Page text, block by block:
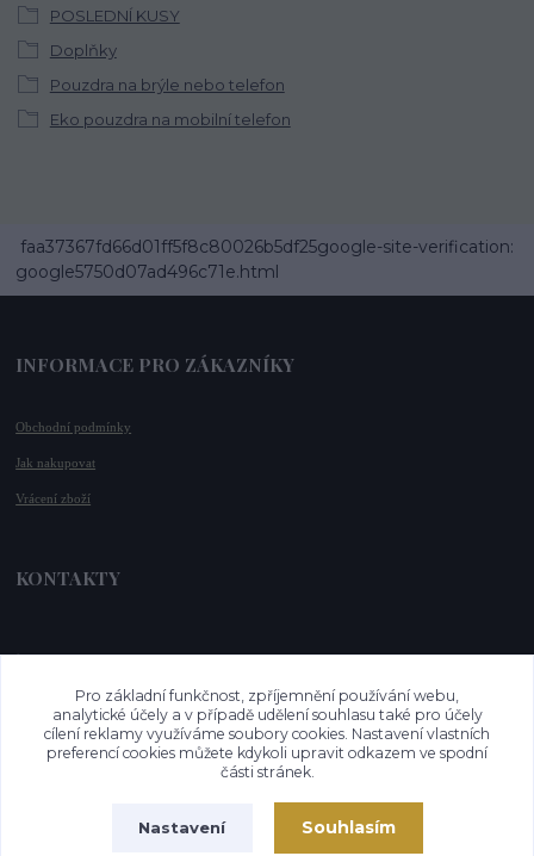
POSLEDNÍ KUSY
Doplňky
Pouzdra na brýle nebo telefon
Eko pouzdra na mobilní telefon
faa37367fd66d01ff5f8c80026b5df25google-site-verification:
google5750d07ad496c71e.html
INFORMACE PRO ZÁKAZNÍKY
Obchodní podmínky
Jak nakupovat
Vrácení zboží
KONTAKTY
📞 +420 732 779 508
www.vysnenekabelky.cz
Pro základní funkčnost, zpříjemnění používání webu,
analytické účely a v případě udělení souhlasu také pro účely
cílení reklamy využíváme soubory cookies. Nastavení vlastních
preferencí cookies můžete kdykoli upravit odkazem ve spodní
části stránek.
Nastavení Souhlasím